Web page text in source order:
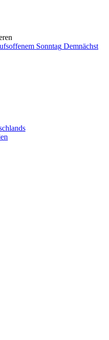
Sonntag Demnächst